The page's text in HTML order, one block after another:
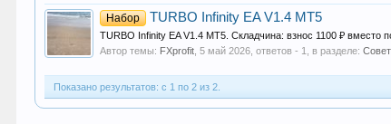
Набор TURBO Infinity EA V1.4 MT5
TURBO Infinity EA V1.4 MT5. Складчина: взнос 1100 ₽ вместо
Автор темы: FXprofit ,5 май 2026 , ответов - 1, в разделе:
Показано результатов: с 1 по 2 из 2.